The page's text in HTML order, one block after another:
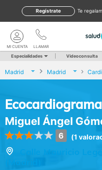
te
Regístrate
LLAMAR
MI CUENTA
Especialidades Videoconsulta
Madrid Madrid
Miguel Ángel
6 (1